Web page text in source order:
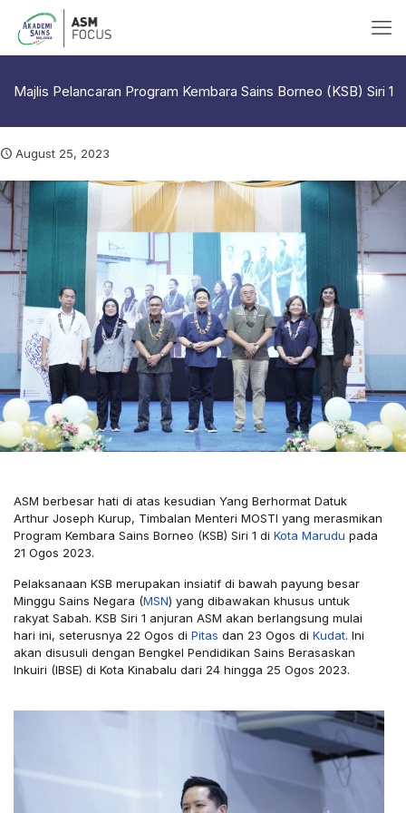
Majlis Pelancaran Program Kembara Sains Borneo (KSB) Siri 1
August 25, 2023
ASM berbesar hati di atas kesudian Yang Berhormat Datuk
Arthur Joseph Kurup, Timbalan Menteri MOSTI yang merasmikan
Program Kembara Sains Borneo (KSB) Siri 1 di Kota Marudu pada
21 Ogos 2023.
Pelaksanaan KSB merupakan insiatif di bawah payung besar
Minggu Sains Negara (MSN) yang dibawakan khusus untuk
rakyat Sabah. KSB Siri 1 anjuran ASM akan berlangsung mulai
hari ini, seterusnya 22 Ogos di Pitas dan 23 Ogos di Kudat. Ini
akan disusuli dengan Bengkel Pendidikan Sains Berasaskan
Inkuiri (IBSE) di Kota Kinabalu dari 24 hingga 25 Ogos 2023.